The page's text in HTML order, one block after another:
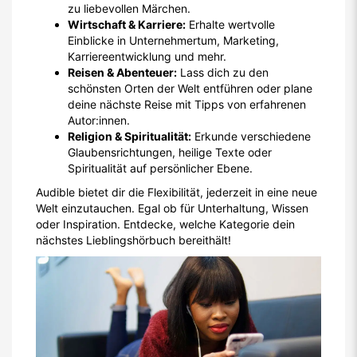
zu liebevollen Märchen.
Wirtschaft & Karriere: Erhalte wertvolle
Einblicke in Unternehmertum, Marketing,
Karriereentwicklung und mehr.
Reisen & Abenteuer: Lass dich zu den
schönsten Orten der Welt entführen oder plane
deine nächste Reise mit Tipps von erfahrenen
Autor:innen.
Religion & Spiritualität: Erkunde verschiedene
Glaubensrichtungen, heilige Texte oder
Spiritualität auf persönlicher Ebene.
Audible bietet dir die Flexibilität, jederzeit in eine neue
Welt einzutauchen. Egal ob für Unterhaltung, Wissen
oder Inspiration. Entdecke, welche Kategorie dein
nächstes Lieblingshörbuch bereithält!